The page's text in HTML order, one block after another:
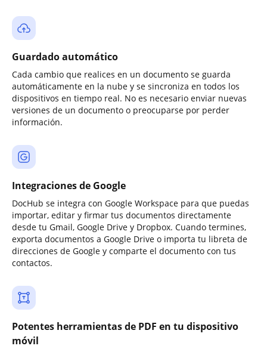
Guardado automático
Cada cambio que realices en un documento se guarda
automáticamente en la nube y se sincroniza en todos los
dispositivos en tiempo real. No es necesario enviar nuevas
versiones de un documento o preocuparse por perder
información.
Integraciones de Google
DocHub se integra con Google Workspace para que puedas
importar, editar y firmar tus documentos directamente
desde tu Gmail, Google Drive y Dropbox. Cuando termines,
exporta documentos a Google Drive o importa tu libreta de
direcciones de Google y comparte el documento con tus
contactos.
Potentes herramientas de PDF en tu dispositivo
móvil